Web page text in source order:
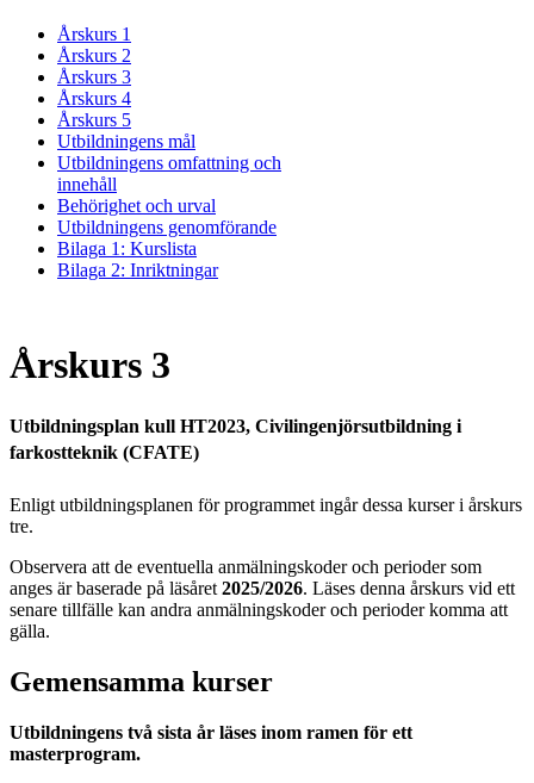
Årskurs 1
Årskurs 2
Årskurs 3
Årskurs 4
Årskurs 5
Utbildningens mål
Utbildningens omfattning och
innehåll
Behörighet och urval
Utbildningens genomförande
Bilaga 1: Kurslista
Bilaga 2: Inriktningar
Årskurs 3
Utbildningsplan kull HT2023, Civilingenjörsutbildning i
farkostteknik (CFATE)
Enligt utbildningsplanen för programmet ingår dessa kurser i årskurs
tre.
Observera att de eventuella anmälningskoder och perioder som
anges är baserade på läsåret 2025/2026. Läses denna årskurs vid ett
senare tillfälle kan andra anmälningskoder och perioder komma att
gälla.
Gemensamma kurser
Utbildningens två sista år läses inom ramen för ett
masterprogram.